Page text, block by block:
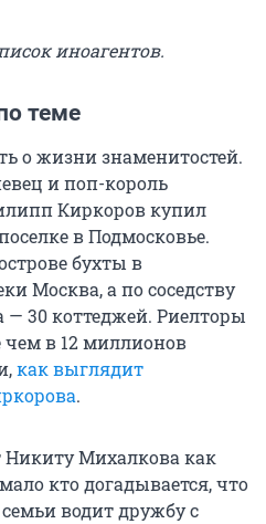
иноагентов.
теме
о жизни знаменитостей.
и поп-король
Киркоров купил
в Подмосковье.
бухты в
Москва, а по соседству
— 30 коттеджей. Риелторы
чем в 12 миллионов
как выглядит
.
Михалкова как
кто догадывается, что
водит дружбу с